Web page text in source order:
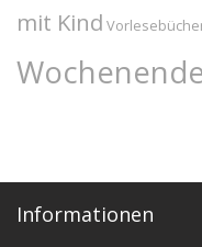
mit Kind
Informationen